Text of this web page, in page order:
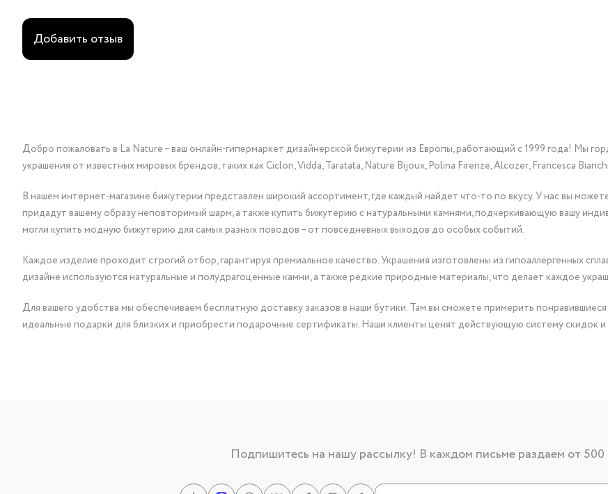
Добавить отзыв
Добро пожаловать в La Nature – ваш онлайн-гипермаркет дизайнерской бижутерии из Европы, работающий с 1999 года! Мы
украшения от известных мировых брендов, таких как Ciclon, Vidda, Taratata, Nature Bijoux, Polina Firenze, Alcozer, Francesca
В нашем интернет-магазине бижутерии представлен широкий ассортимент, где каждый найдет что-то по вкусу. У нас вы
придадут вашему образу неповторимый шарм, а также купить бижутерию с натуральными камнями, подчеркивающую вашу
могли купить модную бижутерию для самых разных поводов – от повседневных выходов до особых событий.
Каждое изделие проходит строгий отбор, гарантируя премиальное качество. Украшения изготовлены из гипоаллергенных
дизайне используются натуральные и полудрагоценные камни, а также редкие природные материалы, что делает каждое
Для вашего удобства мы обеспечиваем бесплатную доставку заказов в наши бутики. Там вы сможете примерить
идеальные подарки для близких и приобрести подарочные сертификаты. Наши клиенты ценят действующую систему скидок
Подпишитесь на нашу рассылку! В каждом письме раздаем от